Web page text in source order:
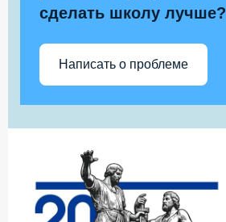
сделать школу лучше?
Написать о проблеме